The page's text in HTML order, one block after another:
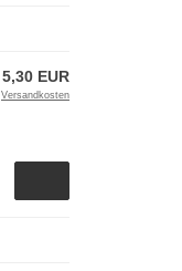
5,30 EUR
Versandkosten